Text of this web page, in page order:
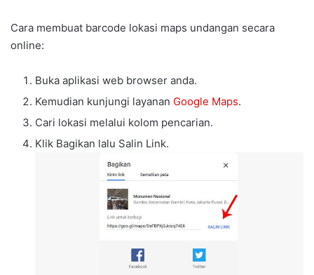
Cara membuat barcode lokasi maps undangan secara
online:
Buka aplikasi web browser anda.
Kemudian kunjungi layanan Google Maps.
Cari lokasi melalui kolom pencarian.
Klik Bagikan lalu Salin Link.